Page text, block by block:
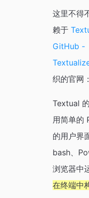
这里不得
赖于
GitHub -
织的官网：
Textual
用简单的
的用户界
bash、
浏览器中
在终端中